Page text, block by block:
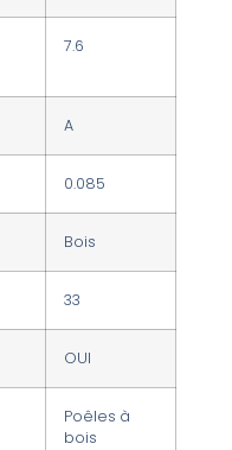
7.6
A
0.085
Bois
33
OUI
Poêles à
bois